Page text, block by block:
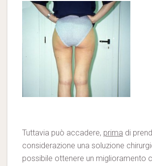
Tuttavia può accadere, prima di
considerazione una soluzione
possibile ottenere un miglioramento